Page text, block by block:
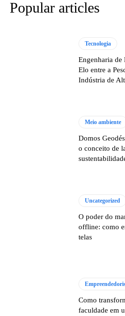
Popular articles
Tecnologia
Engenharia
Elo entre a
Indústria de
Meio ambiente
Domos
o conceito de
Uncategorized
O poder do
offline: como
telas
Como
faculdade em